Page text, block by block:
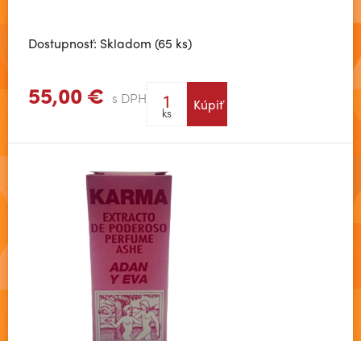
Dostupnosť: Skladom (65 ks)
55,00 € s DPH
ks Kúpiť
Zobraziť viac